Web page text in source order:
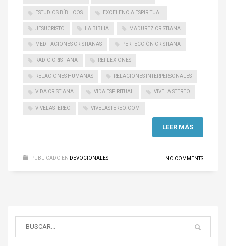
ESTUDIOS BÍBLICOS EXCELENCIA ESPIRITUAL
JESUCRISTO LA BIBLIA MADUREZ CRISTIANA
MEDITACIONES CRISTIANAS PERFECCIÓN CRISTIANA
RADIO CRISTIANA REFLEXIONES
RELACIONES HUMANAS RELACIONES INTERPERSONALES
VIDA CRISTIANA VIDA ESPIRITUAL VIVELA STEREO
VIVELASTEREO VIVELASTEREO.COM
LEER MÁS
PUBLICADO EN DEVOCIONALES NO COMMENTS